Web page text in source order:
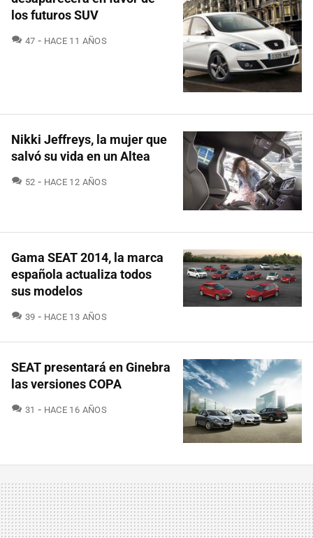
los futuros SUV
47 COMENTARIOS
HACE 11 AÑOS
Nikki Jeffreys, la mujer que
salvó su vida en un Altea
52 COMENTARIOS
HACE 12 AÑOS
Gama SEAT 2014, la marca
española actualiza todos
sus modelos
39 COMENTARIOS
HACE 13 AÑOS
SEAT presentará en Ginebra
las versiones COPA
31 COMENTARIOS
HACE 16 AÑOS